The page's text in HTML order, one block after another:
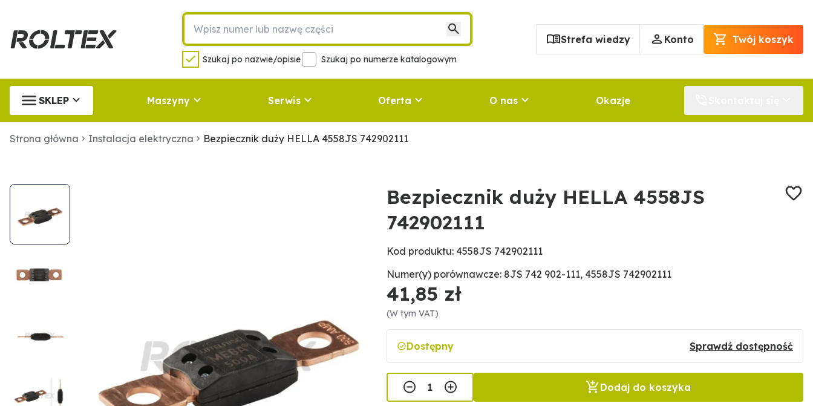
Szukaj po nazwie/opisie Szukaj po numerze katalogowym
Strefa wiedzy Konto Twój koszyk
SKLEP Maszyny Serwis Oferta O nas Okazje
Strona główna Instalacja elektryczna Bezpiecznik duży HELLA 4558JS 742902111
Bezpiecznik duży HELLA 4558JS
742902111
Kod produktu: 4558JS 742902111
Numer(y) porównawcze: 8JS 742 902-111, 4558JS 742902111
41,85 zł
(W tym VAT)
Dostępny Sprawdź dostępność
Dodaj do koszyka